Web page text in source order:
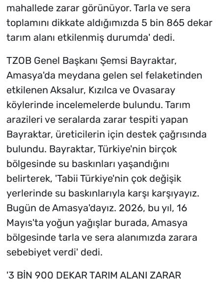
mahallede zarar görünüyor. Tarla ve sera
toplamını dikkate aldığımızda 5 bin 865 dekar
tarım alanı etkilenmiş durumda' dedi.
TZOB Genel Başkanı Şemsi Bayraktar,
Amasya'da meydana gelen sel felaketinden
etkilenen Aksalur, Kızılca ve Ovasaray
köylerinde incelemelerde bulundu. Tarım
arazileri ve seralarda zarar tespiti yapan
Bayraktar, üreticilerin için destek çağrısında
bulundu. Bayraktar, Türkiye'nin birçok
bölgesinde su baskınları yaşandığını
belirterek, 'Tabii Türkiye'nin çok değişik
yerlerinde su baskınlarıyla karşı karşıyayız.
Bugün de Amasya'dayız. 2026, bu yıl, 16
Mayıs'ta yoğun yağışlar burada, Amasya
bölgesinde tarla ve sera alanımızda zarara
sebebiyet verdi' dedi.
'3 BİN 900 DEKAR TARIM ALANI ZARAR